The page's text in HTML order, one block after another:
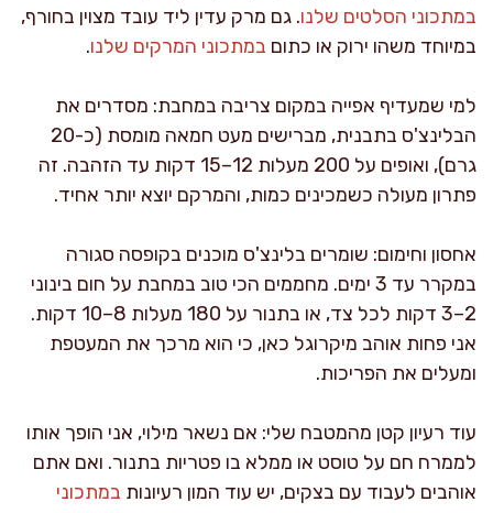
במתכוני הסלטים שלנו. גם מרק עדין ליד עובד מצוין בחורף,
במיוחד משהו ירוק או כתום במתכוני המרקים שלנו.
למי שמעדיף אפייה במקום צריבה במחבת: מסדרים את
הבלינצ'ס בתבנית, מברישים מעט חמאה מומסת (כ-20
גרם), ואופים על 200 מעלות 12–15 דקות עד הזהבה. זה
פתרון מעולה כשמכינים כמות, והמרקם יוצא יותר אחיד.
אחסון וחימום: שומרים בלינצ'ס מוכנים בקופסה סגורה
במקרר עד 3 ימים. מחממים הכי טוב במחבת על חום בינוני
2–3 דקות לכל צד, או בתנור על 180 מעלות 8–10 דקות.
אני פחות אוהב מיקרוגל כאן, כי הוא מרכך את המעטפת
ומעלים את הפריכות.
עוד רעיון קטן מהמטבח שלי: אם נשאר מילוי, אני הופך אותו
לממרח חם על טוסט או ממלא בו פטריות בתנור. ואם אתם
אוהבים לעבוד עם בצקים, יש עוד המון רעיונות במתכוני